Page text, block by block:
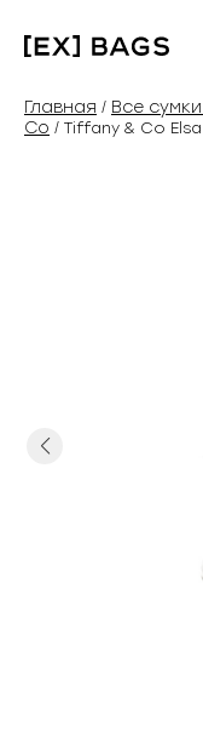
содержимому
Главная / Все
Co / Tiffany & Co
Previous